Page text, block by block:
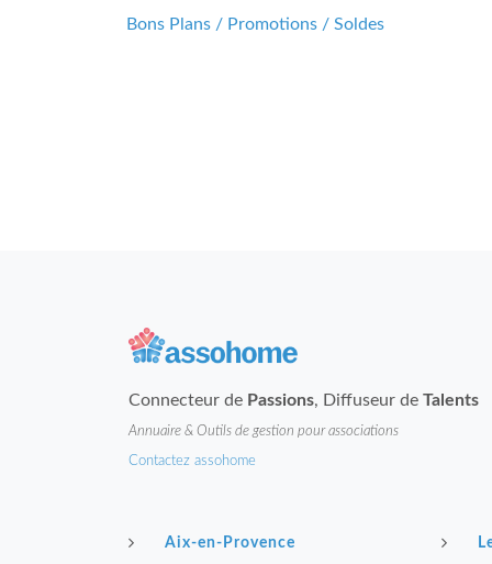
Bons Plans / Promotions / Soldes
Connecteur de Passions, Diffuseur de Talents
Annuaire & Outils de gestion pour associations
Contactez assohome
Aix-en-Provence